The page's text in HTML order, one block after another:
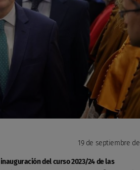
19 de septiembre
inauguración del curso 2023/24 de las